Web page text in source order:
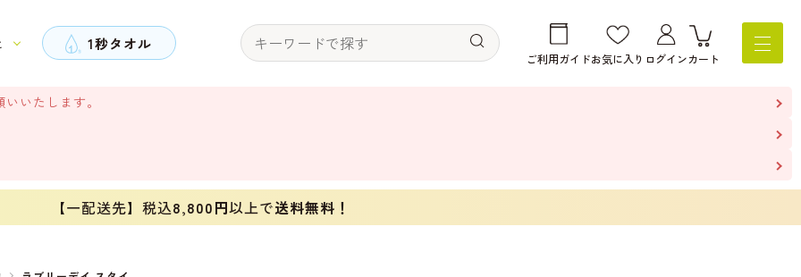
1秒タオル
ご利用ガイドお気に入り ログインカート
いたします。
【一配送先】税込8,800円以上で送料無料！